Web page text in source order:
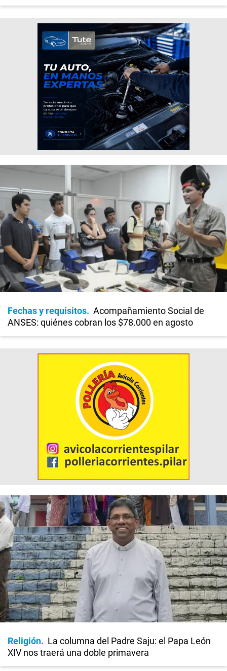
Fechas y requisitos
Acompañamiento Social de
ANSES: quiénes cobran los $78.000 en agosto
Religión
La columna del Padre Saju: el Papa León
XIV nos traerá una doble primavera